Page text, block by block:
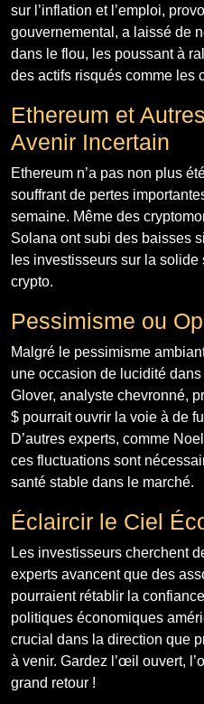
sur l’inflation et l’emploi,
gouvernemental, a laissé de
dans le flou, les poussant à
des actifs risqués comme les
Ethereum et
Avenir Incertain
Ethereum n’a pas non plus
souffrant de pertes
semaine. Même des
Solana ont subi des baisses
les investisseurs sur la
crypto.
Pessimisme ou
Malgré le pessimisme
une occasion de lucidité
Glover, analyste chevronné,
$ pourrait ouvrir la voie à de
D’autres experts, comme
ces fluctuations sont
santé stable dans le marché.
Éclaircir le Ciel
Les investisseurs cherchent
experts avancent que des
pourraient rétablir la
politiques économiques
crucial dans la direction que
à venir. Gardez l’œil ouvert,
grand retour !